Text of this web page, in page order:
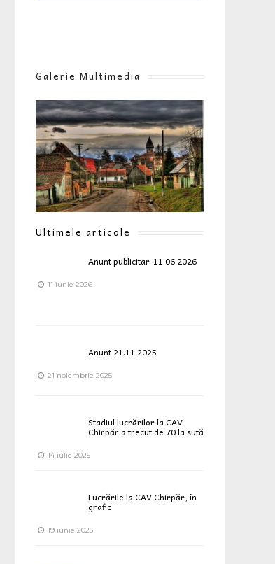
Galerie Multimedia
Ultimele articole
Anunt publicitar-11.06.2026
11 iunie 2026
Anunt 21.11.2025
21 noiembrie 2025
Stadiul lucrărilor la CAV
Chirpăr a trecut de 70 la sută
14 iulie 2025
Lucrările la CAV Chirpăr, în
grafic
19 iunie 2025